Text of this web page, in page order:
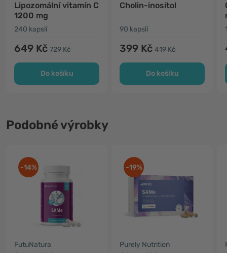
Lipozomální vitamín C
1200 mg
240 kapslí
649 Kč 729 Kč
Do košíku
Cholin-inositol
90 kapslí
399 Kč 419 Kč
Do košíku
Podobné výrobky
-14%
FutuNatura
-19%
Purely Nutrition